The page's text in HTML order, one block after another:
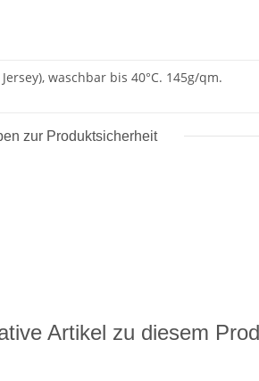
waschbar bis 40°C. 145g/qm.
zur Produktsicherheit
Artikel zu diesem